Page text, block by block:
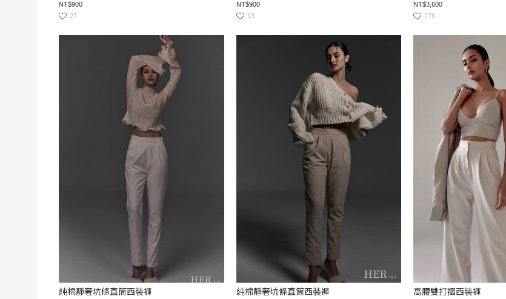
NT$900
27
NT$900
13
NT$3,600
276
純棉靜奢坑條直筒西裝褲 純棉靜奢坑條直筒西裝褲 高腰雙打褶西裝褲